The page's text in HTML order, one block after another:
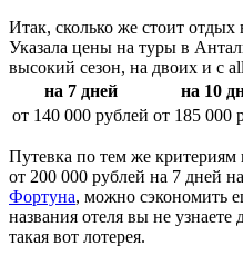
Итак, сколько же стоит
Указала цены на туры в
высокий сезон, на двоих и с
на 7 дней
на 10
от 140 000 рублей от 185 000
Путевка по тем же критериям
от 200 000 рублей на 7 дней
Фортуна, можно сэкономить
названия отеля вы не
такая вот лотерея.